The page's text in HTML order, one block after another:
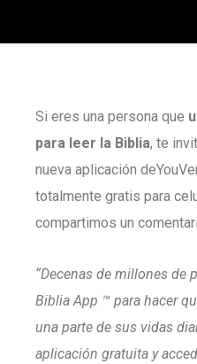
Si eres una persona que
para leer la Biblia, te
nueva aplicación
totalmente gratis para
compartimos un
“Decenas de millones de
Biblia App ™ para hacer
una parte de sus vidas
aplicación gratuita y